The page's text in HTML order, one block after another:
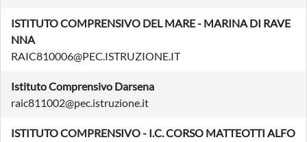
ISTITUTO COMPRENSIVO DEL MARE - MARINA DI RAVE
NNA
RAIC810006@PEC.ISTRUZIONE.IT
Istituto Comprensivo Darsena
raic811002@pec.istruzione.it
ISTITUTO COMPRENSIVO - I.C. CORSO MATTEOTTI ALFO